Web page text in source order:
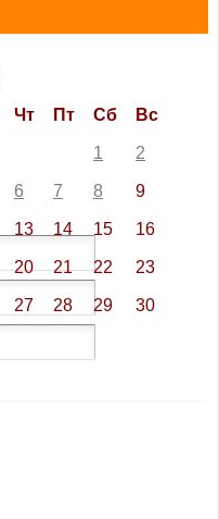
Чт Пт Сб Вс
1 2
6 7 8 9
13 14 15 16
20 21 22 23
27 28 29 30